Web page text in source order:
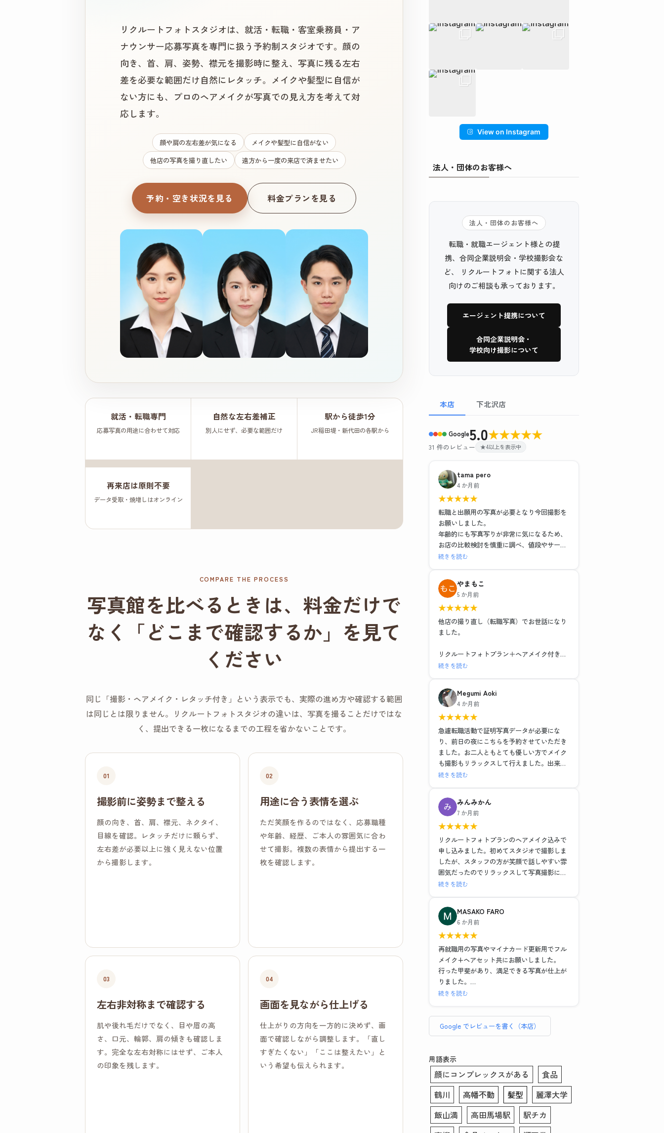
リクルートフォトスタジオは、就活・転職・客室乗務員・ア
ナウンサー応募写真を専門に扱う予約制スタジオです。顔の
向き、首、肩、姿勢、襟元を撮影時に整え、写真に残る左右
差を必要な範囲だけ自然にレタッチ。メイクや髪型に自信が
ない方にも、プロのヘアメイクが写真での見え方を考えて対
応します。
顔や肩の左右差が気になる
メイクや髪型に自信がない
他店の写真を撮り直したい
遠方から一度の来店で済ませたい
予約・空き状況を見る 料金プランを見る
就活・転職専門
応募写真の用途に合わせて対応
自然な左右差補正
別人にせず、必要な範囲だけ
駅から徒歩1分
JR稲田堤・新代田の各駅から
再来店は原則不要
データ受取・焼増しはオンライン
COMPARE THE PROCESS
写真館を比べるときは、料金だけで
なく「どこまで確認するか」を見て
ください
同じ「撮影・ヘアメイク・レタッチ付き」という表示でも、実際の進め方や確認する範囲
は同じとは限りません。リクルートフォトスタジオの違いは、写真を撮ることだけではな
く、提出できる一枚になるまでの工程を省かないことです。
01
撮影前に姿勢まで整える
顔の向き、首、肩、襟元、ネクタイ、
目線を確認。レタッチだけに頼らず、
左右差が必要以上に強く見えない位置
から撮影します。
02
用途に合う表情を選ぶ
ただ笑顔を作るのではなく、応募職種
や年齢、経歴、ご本人の雰囲気に合わ
せて撮影。複数の表情から提出する一
枚を確認します。
03
左右非対称まで確認する
肌や後れ毛だけでなく、目や眉の高
さ、口元、輪郭、肩の傾きも確認しま
す。完全な左右対称にはせず、ご本人
の印象を残します。
04
画面を見ながら仕上げる
仕上がりの方向を一方的に決めず、画
面で確認しながら調整します。「直し
すぎたくない」「ここは整えたい」と
いう希望も伝えられます。
View on Instagram
法人・団体のお客様へ
法人・団体のお客様へ
転職・就職エージェント様との提
携、合同企業説明会・学校撮影会な
ど、 リクルートフォトに関する法人
向けのご相談も承っております。
エージェント提携について
合同企業説明会・
学校向け撮影について
本店 下北沢店
Google5.0★★★★★
31 件のレビュー ★4以上を表示中
tama pero
4 か月前
★★★★★
転職と出願用の写真が必要となり今回撮影を
お願いしました。
年齢的にも写真写りが非常に気になるため、
お店の比較検討を慎重に調べ、値段やサービ
スそれぞれ特徴がある中で、こちらのお店で
ました。
1組ごとの撮影で落ち着いた環境と、ヘアメイ
クや撮影も担当の方がとても丁寧な対応でし
た。レタッチもその場で説明を受けながら行
っていただき、納得のいく仕上がりでデータ
も種類多く頂けました。お二人に感謝の気持
続きを読む
やまもこ
5 か月前
★★★★★
他店の撮り直し（転職写真）でお世話になり
ました。
リクルートフォトプラン＋ヘアメイク付き
レタッチ強度別・背景3種類のデータと写真6
ヘアメイクも撮影もレタッチも全て大満足で
した！！
最近よくある就活写真専門のチェーン店とは
一つ一つの工程の丁寧さが全然違いますし、
他店が11,000円だったことを考えるとかなり
お得に感じます。
流れ作業ではなく、その人に合った提案や対
経験がある方には是非おすすめしたい。
わたしのように撮り直しで遠方からいらっし
ゃるお客さんが多いのも納得です。
素敵な写真を作成いただき、前向きな転職活
動のスタートを切れそうです！
本当にありがとうございました。
続きを読む
Megumi Aoki
4 か月前
★★★★★
急遽転職活動で証明写真データが必要にな
り、前日の夜にこちらを予約させていただき
ました。お二人ともとても優しい方でメイク
も撮影もリラックスして行えました。出来上
がった写真はそのまま社員証に使っても問題
も即日送っていただけたので大変助かりまし
た。
ノーメイクで、と準備のところに記載されて
ましたがどうしても眉だけは描いて行きたか
ったので到着後すぐ落とそうとしたらそのま
までも大丈夫ですよ〜と優しく仰ってくださ
ったので、もしノーメイクで出かけることに
抵抗ある女性がいらっしゃいましたらすぐ落
とせる最低限のメイク(眉描くだけ等)はして
眉ラインをクレンジングシートで落としまし
た)
また、メイク＆ヘアセットもお任せでとにか
く納得のいく写真が欲しい！という場合は1時
間以上かけてがっつりやってくださるので撮
影後に予定入れる場合は余裕もった方がいい
と思いました！
続きを読む
みんみかん
7 か月前
★★★★★
リクルートフォトプランのヘアメイク込みで
申し込みました。初めてスタジオで撮影しま
したが、スタッフの方が笑顔で話しやすい雰
囲気だったのでリラックスして写真撮影に臨
むことができました。ヘアメイクを実際にし
にも答えていただきとても為になりました。
また写真撮影の時に顔の角度や傾き、服や髪
の毛の乱れなどもその場で直していただいた
のでインスタント証明写真機とは全く違う映
り方になりました。修正も細かいところまで
丁寧に手作業でやっていただいてとても満足
のいく仕上がりになりました。写真を選ぶ際
や表情などのアドバイスもあったので初めて
の方にもおすすめです。データも複数背景の
だけるので助かりました。この度はありがと
うございました！！
続きを読む
MASAKO FARO
6 か月前
★★★★★
再就職用の写真やマイナカード更新用でフル
メイク+ヘアセット共にお願いしました。
行った甲斐があり、満足できる写真が仕上が
りました。
セット、写真6枚、写真データ送付で約
ば数百円・・・決して安くはありません。し
かしとても気づきのある貴重な体験でした。
総じてリーズナブルと言えます。
普段被写体になることがなく、スーツ姿にな
る事も滅多にない私、どんな写真写りになる
のかイメージがわかずにいました。
そのような者でも、メイクさんとカメラマン
さんお二方は丁寧に話を聞き出し、素敵な写
真を撮りましょうと寄り添って下さいまし
た。
続きを読む
Google でレビューを書く（本店）
用語表示
顔にコンプレックスがある
食品
鶴川
高幡不動 髪型
麗澤大学
飯山満
高田馬場駅
駅チカ